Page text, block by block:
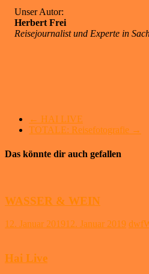
Sensationelle
Riffe,
Fischschwärme
Unser Autor:
Herbert Frei
Reisejournalist und Experte in
← HAI LIVE
TOTALE: Reisefotografie →
Das könnte dir auch gefallen
WASSER & WEIN
12. Januar 201912. Januar 2019
Hai Live